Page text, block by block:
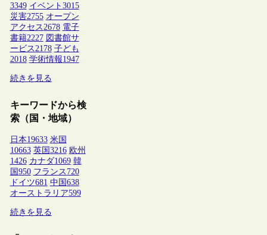
3349 イベント 3015
災害2755 オープン
アクセス 2678 電子
書籍2227 図書館サ
ービス 2178 子ども
2018 学術情報1947
続きを見る
キーワードから検
索（国・地域）
日本19633 米国
10663 英国 3216 欧州
1426 カナダ1069 韓
国 950 フランス 720
ドイツ681 中国 638
オーストラリア599
続きを見る